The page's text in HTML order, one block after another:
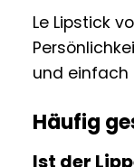
Le Lipstick
und einfach
Häufig
Ist der